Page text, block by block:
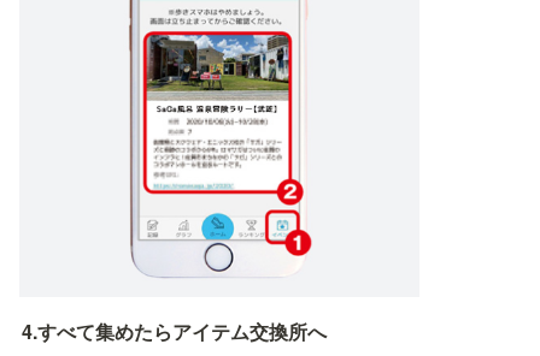
4.すべて集めたらアイテム交換所へ